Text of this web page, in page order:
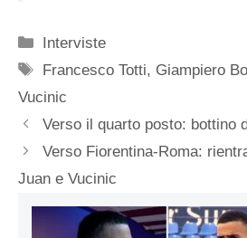
Categorie
Interviste
Tag
Francesco Totti, Giampiero
Vucinic
Verso il quarto posto: bottino
Verso Fiorentina-Roma:
Juan e Vucinic